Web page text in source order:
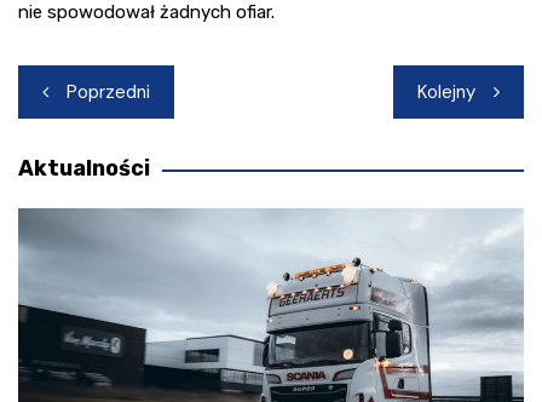
nie spowodował żadnych ofiar.
Nawigacja
wpisu
Poprzedni Kolejny
Aktualności